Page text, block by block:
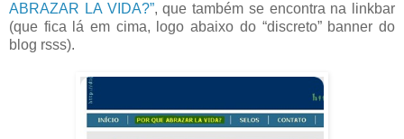
ABRAZAR LA VIDA?”, que também se encontra na linkbar
(que fica lá em cima, logo abaixo do “discreto” banner do
blog rsss).